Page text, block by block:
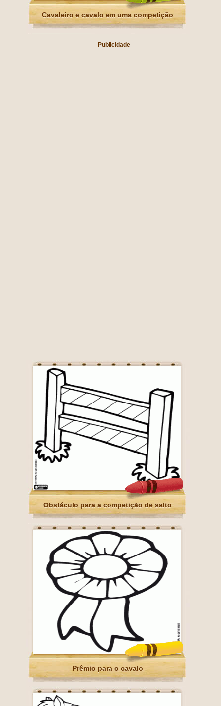
Cavaleiro e cavalo em uma competição
Publicidade
Obstáculo para a competição de salto
Prêmio para o cavalo